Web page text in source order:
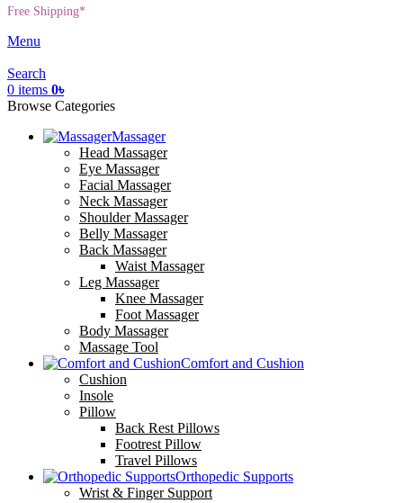
Free Shipping*
Menu
Search
0 items 0৳
Browse Categories
Massager
Head Massager
Eye Massager
Facial Massager
Neck Massager
Shoulder Massager
Belly Massager
Back Massager
Waist Massager
Leg Massager
Knee Massager
Foot Massager
Body Massager
Massage Tool
Comfort and Cushion
Cushion
Insole
Pillow
Back Rest Pillows
Footrest Pillow
Travel Pillows
Orthopedic Supports
Wrist & Finger Support